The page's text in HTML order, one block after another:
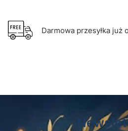
Darmowa przesyłka już